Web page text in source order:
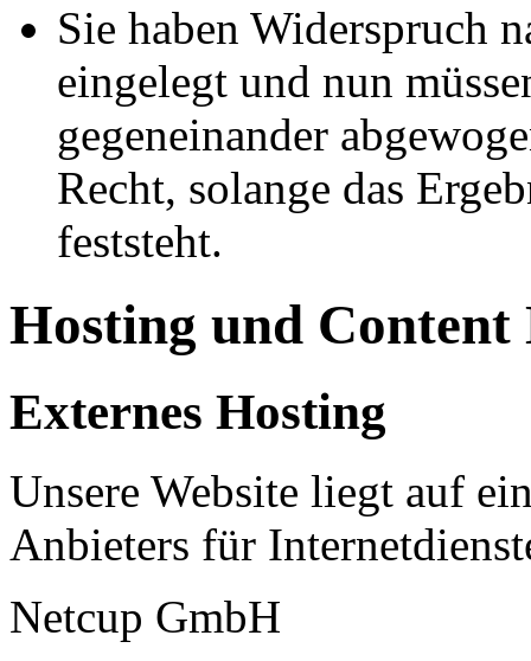
Sie haben Widerspruch
eingelegt und nun
gegeneinander
Recht, solange das
feststeht.
Hosting und
Externes Hosting
Unsere Website liegt auf
Anbieters für
Netcup GmbH